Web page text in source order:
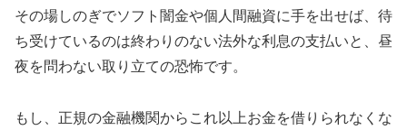
その場しのぎでソフト闇金や個人間融資に手を出せば、待
ち受けているのは終わりのない法外な利息の支払いと、昼
夜を問わない取り立ての恐怖です。
もし、正規の金融機関からこれ以上お金を借りられなくな